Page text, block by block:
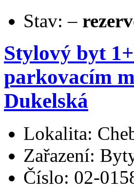
Stav: –
Stylový byt
parkovacím
Dukelská
Lokalita:
Zařazení:
Číslo: 02-